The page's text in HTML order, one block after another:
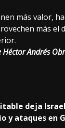
más valor,
más el
Andrés
deja
y ataques en